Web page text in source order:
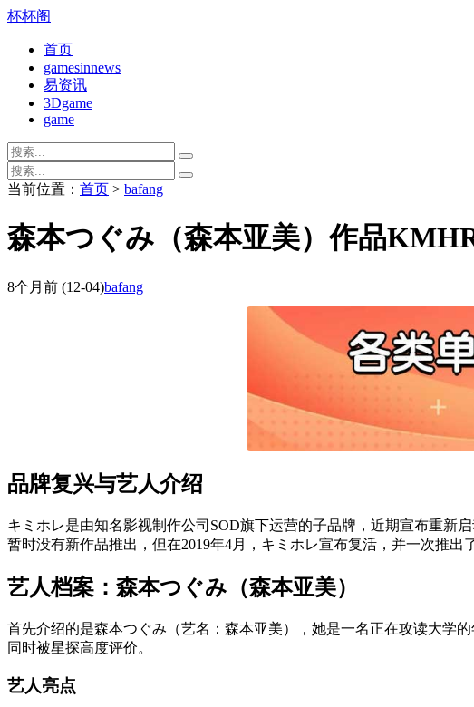
杯杯阁
首页
gamesinnews
易资讯
3Dgame
game
当前位置： 首页 > bafang
森本つぐみ（森本亚美）作品
8个月前 (12-04)bafang
品牌复兴与艺人介绍
キミホレ是由知名影视制作公司SOD旗下运营的子品牌，近期宣布重新
暂时没有新作品推出，但在2019年4月，キミホレ宣布复活，并一次推出
艺人档案：森本つぐみ（森本亚美）
首先介绍的是森本つぐみ（艺名：森本亚美），她是一名正在攻读大学
同时被星探高度评价。
艺人亮点